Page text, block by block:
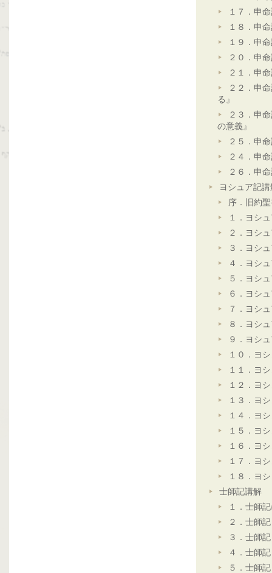
１７．申
１８．申
１９．申
２０．申
２１．申
２２．申
る』
２３．申
の意義』
２５．申
２４．申
２６．申
ヨシュア記講
序．旧約
１．ヨシ
２．ヨシ
３．ヨシ
４．ヨシ
５．ヨシ
６．ヨシ
７．ヨシ
８．ヨシ
９．ヨシ
１０．ヨ
１１．ヨ
１２．ヨ
１３．ヨ
１４．ヨ
１５．ヨ
１６．ヨ
１７．ヨ
１８．ヨ
士師記講解
１．士師
２．士師
３．士師
４．士師
５．士師